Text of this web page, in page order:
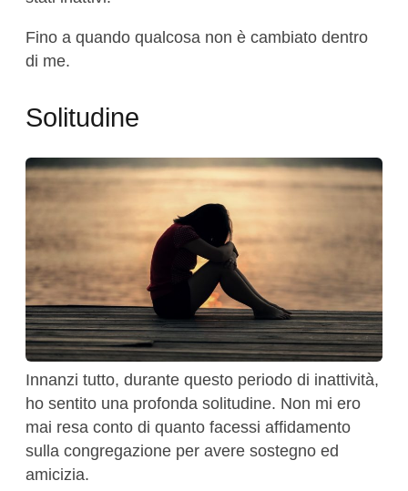
Fino a quando qualcosa non è cambiato dentro
di me.
Solitudine
Innanzi tutto, durante questo periodo di inattività,
ho sentito una profonda solitudine. Non mi ero
mai resa conto di quanto facessi affidamento
sulla congregazione per avere sostegno ed
amicizia.